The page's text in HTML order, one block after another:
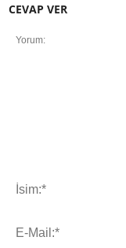
CEVAP VER